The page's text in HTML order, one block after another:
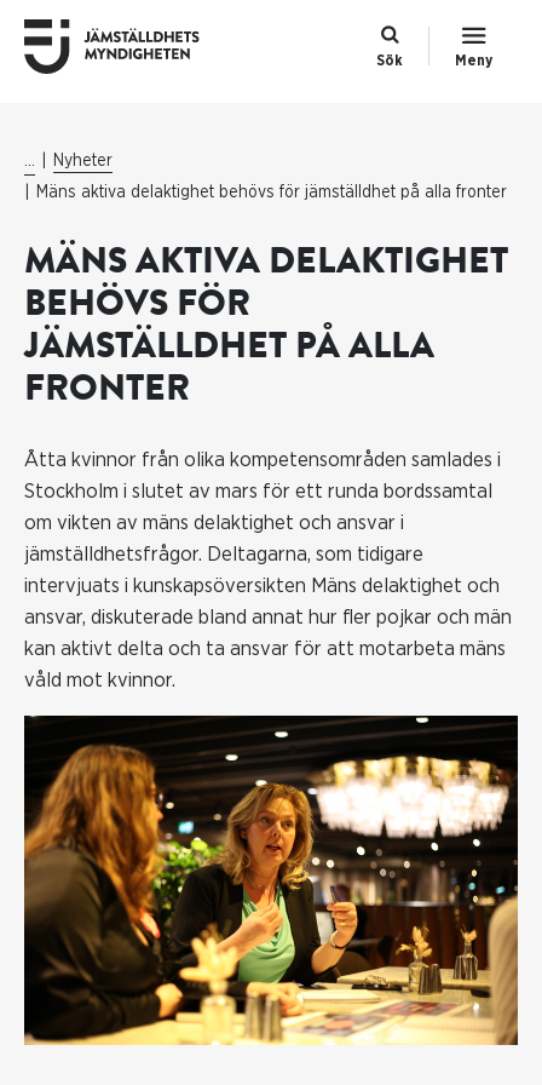
Sök Meny
...
Nyheter
Mäns aktiva delaktighet behövs för jämställdhet på alla fronter
MÄNS AKTIVA DELAKTIGHET
BEHÖVS FÖR
JÄMSTÄLLDHET PÅ ALLA
FRONTER
Åtta kvinnor från olika kompetensområden samlades i
Stockholm i slutet av mars för ett runda bordssamtal
om vikten av mäns delaktighet och ansvar i
jämställdhetsfrågor. Deltagarna, som tidigare
intervjuats i kunskapsöversikten Mäns delaktighet och
ansvar, diskuterade bland annat hur fler pojkar och män
kan aktivt delta och ta ansvar för att motarbeta mäns
våld mot kvinnor.